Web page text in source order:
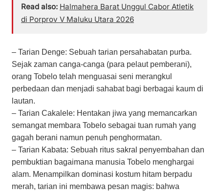
Read also: Halmahera Barat Unggul Cabor Atletik
di Porprov V Maluku Utara 2026
– ​Tarian Denge: Sebuah tarian persahabatan purba.
Sejak zaman canga-canga (para pelaut pemberani),
orang Tobelo telah menguasai seni merangkul
perbedaan dan menjadi sahabat bagi berbagai kaum di
lautan.
– ​Tarian Cakalele: Hentakan jiwa yang memancarkan
semangat membara Tobelo sebagai tuan rumah yang
gagah berani namun penuh penghormatan.
– ​Tarian Kabata: Sebuah ritus sakral penyembahan dan
pembuktian bagaimana manusia Tobelo menghargai
alam. Menampilkan dominasi kostum hitam berpadu
merah, tarian ini membawa pesan magis: bahwa